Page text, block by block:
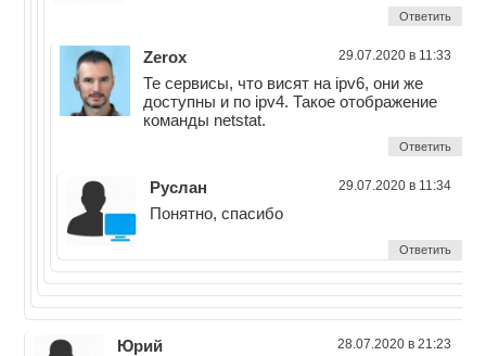
Ответить
Zerox 29.07.2020 в 11:33
Те сервисы, что висят на ipv6, они же
доступны и по ipv4. Такое отображение
команды netstat.
Ответить
Руслан 29.07.2020 в 11:34
Понятно, спасибо
Ответить
Юрий 28.07.2020 в 21:23